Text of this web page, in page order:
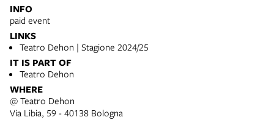
INFO
paid event
LINKS
Teatro Dehon | Stagione 2024/25
IT IS PART OF
Teatro Dehon
WHERE
@ Teatro Dehon
Via Libia, 59 - 40138 Bologna